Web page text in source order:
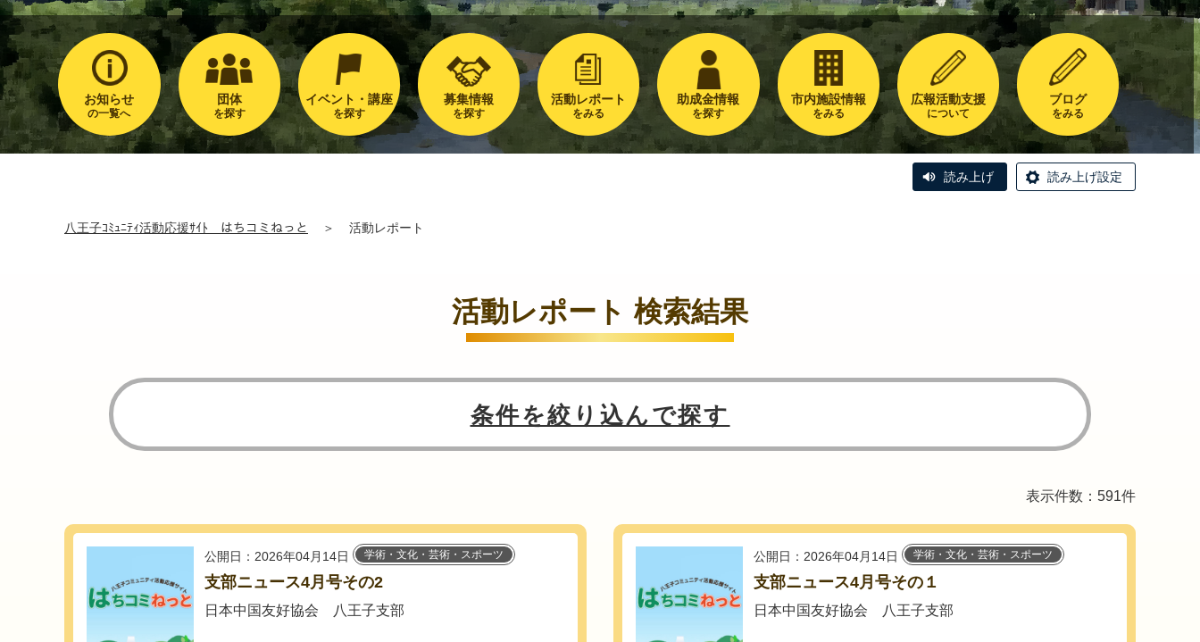
お知らせ
の一覧へ
団体
を探す
イベント・講座
を探す
募集情報
を探す
活動レポート
をみる
助成金情報
を探す
市内施設情報
をみる
広報活動支援
について
ブログ
をみる
読み上げ 読み上げ設定
八王子ｺﾐｭﾆﾃｨ活動応援ｻｲﾄ はちコミねっと ＞ 活動レポート
活動レポート 検索結果
条件を絞り込んで探す
表示件数：591件
公開日：2026年04月14日 学術・文化・芸術・スポーツ
支部ニュース4月号その2
日本中国友好協会 八王子支部
公開日：2026年04月14日 学術・文化・芸術・スポーツ
支部ニュース4月号その１
日本中国友好協会 八王子支部